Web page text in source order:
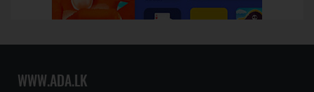
WWW.ADA.LK